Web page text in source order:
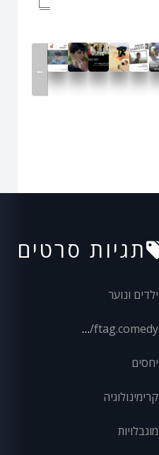
←
תגיות סרטים
ילדים ונוער
front/ftag.comedy
יחסים
קרימינולוגיה
מוגבלויות